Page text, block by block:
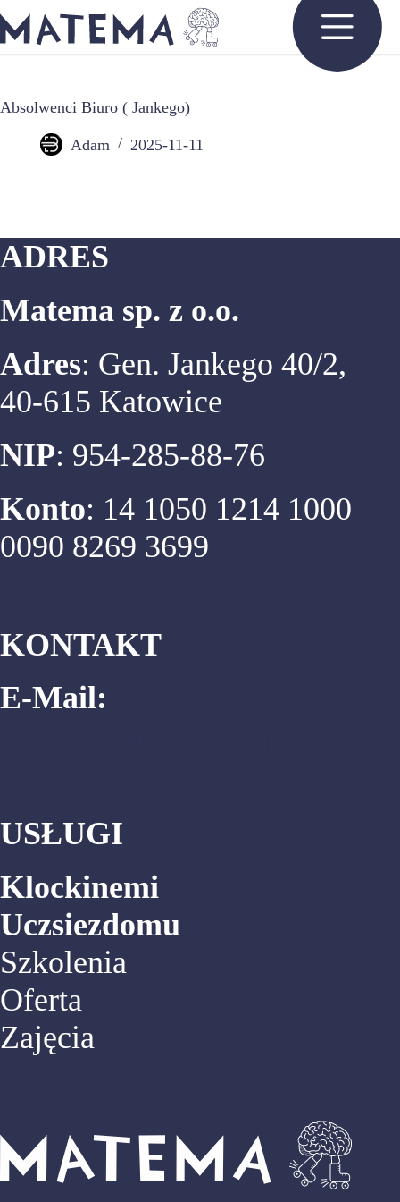
do
treści
Absolwenci Biuro ( Jankego)
Adam 2025-11-11
ADRES
Matema sp. z o.o.
Adres: Gen. Jankego 40/2,
40-615 Katowice
NIP: 954-285-88-76
Konto: 14 1050 1214 1000
0090 8269 3699
KONTAKT
E-Mail:
USŁUGI
Klockinemi
Uczsiezdomu
Szkolenia
Oferta
Zajęcia